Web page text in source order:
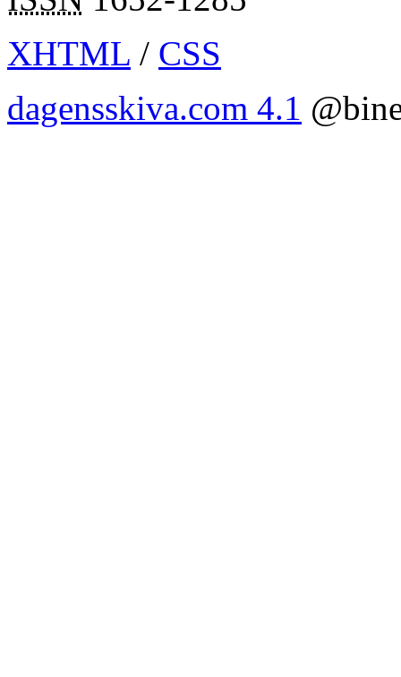
XHTML / CSS
dagensskiva.com 4.1